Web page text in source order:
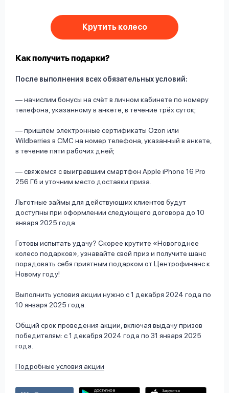
Крутить колесо
Как получить подарки?
После выполнения всех обязательных условий:
— начислим бонусы на счёт в личном кабинете по номеру
телефона, указанному в анкете, в течение трёх суток;
— пришлём электронные сертификаты Ozon или
Wildberries в СМС на номер телефона, указанный в анкете,
в течение пяти рабочих дней;
— свяжемся с выигравшим смартфон Apple iPhone 16 Pro
256 Гб и уточним место доставки приза.
Льготные займы для действующих клиентов будут
доступны при оформлении следующего договора до 10
января 2025 года.
Готовы испытать удачу? Скорее крутите «Новогоднее
колесо подарков», узнавайте свой приз и получите шанс
порадовать себя приятным подарком от Центрофинанс к
Новому году!
Выполнить условия акции нужно с 1 декабря 2024 года по
10 января 2025 года.
Общий срок проведения акции, включая выдачу призов
победителям: с 1 декабря 2024 года по 31 января 2025
года.
Подробные условия акции